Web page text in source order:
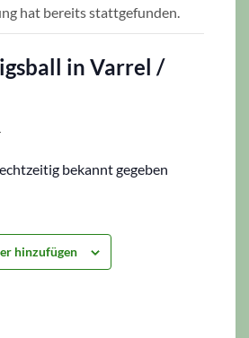
hat bereits stattgefunden.
in Varrel /
bekannt gegeben
hinzufügen